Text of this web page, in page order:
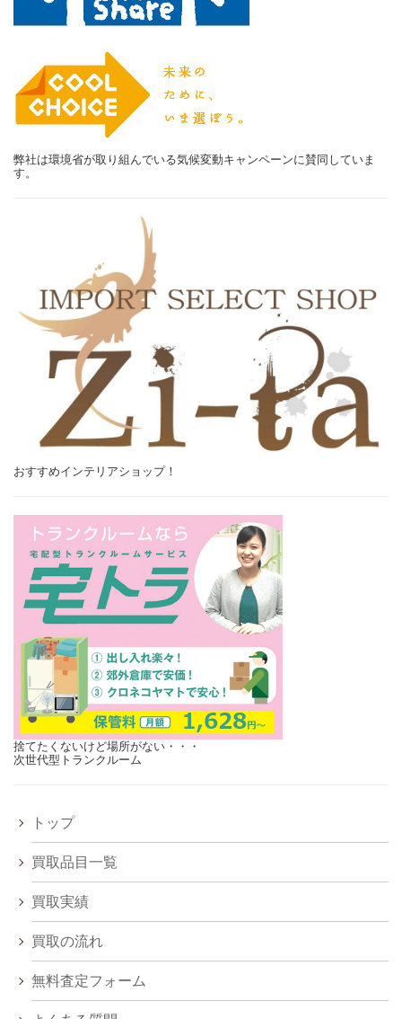
弊社は環境省が取り組んでいる気候変動キャンペーンに賛同していま
す。
おすすめインテリアショップ！
捨てたくないけど場所がない・・・
次世代型トランクルーム
トップ
買取品目一覧
買取実績
買取の流れ
無料査定フォーム